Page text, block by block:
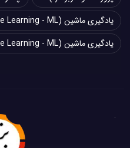
یادگیری ماشین (Machine Learning - ML)
یادگیری ماشین (Machine Learning - ML)